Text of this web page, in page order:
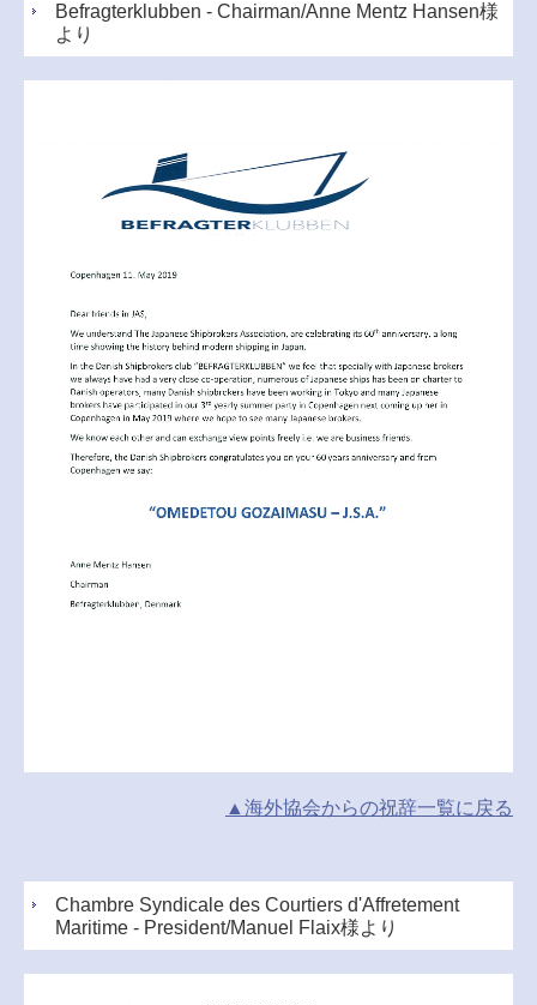
Befragterklubben - Chairman/Anne Mentz Hansen様
より
▲海外協会からの祝辞一覧に戻る
Chambre Syndicale des Courtiers d'Affretement
Maritime - President/Manuel Flaix様より